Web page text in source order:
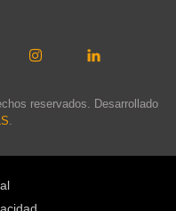
reservados. Desarrollado
.